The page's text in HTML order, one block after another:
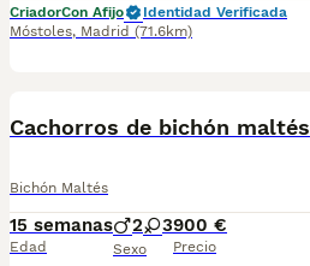
CriadorCon Afijo
Identidad Verificada
Móstoles, Madrid (71.6km)
Cachorros de bichón maltés
Bichón Maltés
15 semanas
Edad
2 3
Sexo
900 €
Precio